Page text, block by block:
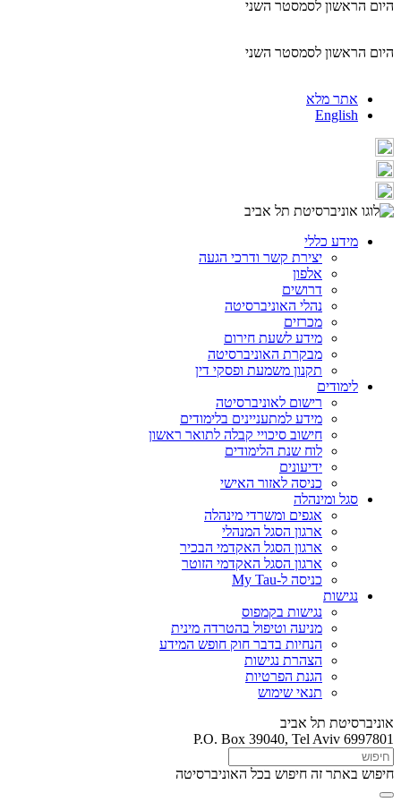
היום הראשון לסמסטר השני
היום הראשון לסמסטר השני
אתר מלא
English
מידע כללי
יצירת קשר ודרכי הגעה
אלפון
דרושים
נהלי האוניברסיטה
מכרזים
מידע לשעת חירום
מבקרת האוניברסיטה
תקנון משמעת ופסקי דין
לימודים
רישום לאוניברסיטה
מידע למתעניינים בלימודים
חישוב סיכויי קבלה לתואר ראשון
לוח שנת הלימודים
ידיעונים
כניסה לאזור האישי
סגל ומינהלה
אגפים ומשרדי מינהלה
ארגון הסגל המנהלי
ארגון הסגל האקדמי הבכיר
ארגון הסגל האקדמי הזוטר
כניסה ל-My Tau
נגישות
נגישות בקמפוס
מניעה וטיפול בהטרדה מינית
הנחיות בדבר חוק חופש המידע
הצהרת נגישות
הגנת הפרטיות
תנאי שימוש
אוניברסיטת תל אביב
P.O. Box 39040, Tel Aviv 6997801
חיפוש באתר זה חיפוש בכל האוניברסיטה